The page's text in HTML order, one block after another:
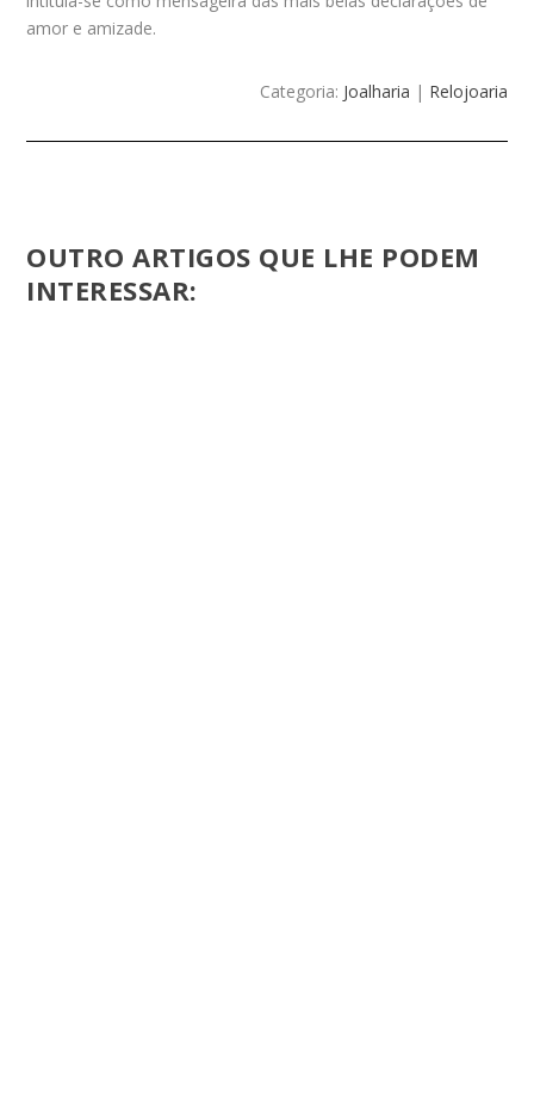
amor e amizade.
Categoria: Joalharia | Relojoaria
OUTRO ARTIGOS QUE LHE PODEM
INTERESSAR: